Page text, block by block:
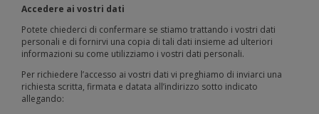
Accedere ai vostri dati
Potete chiederci di confermare se stiamo trattando i vostri dati
personali e di fornirvi una copia di tali dati insieme ad ulteriori
informazioni su come utilizziamo i vostri dati personali.
Per richiedere l’accesso ai vostri dati vi preghiamo di inviarci una
richiesta scritta, firmata e datata all’indirizzo sotto indicato
allegando: